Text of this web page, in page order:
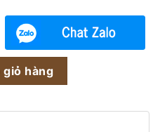
sân thể thao số lượng
giỏ hàng